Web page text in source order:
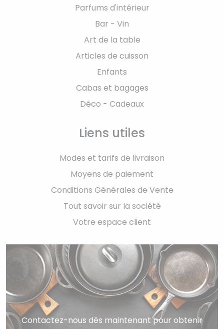
Parfums d'intérieur
Bar - Vin
Art de la table
Articles de cuisson
Enfants
Cabas et bagages
Déco - Cadeaux
Liens utiles
Modes et tarifs de livraison
Moyens de paiement
Conditions Générales de Vente
Tout savoir sur la société
Votre espace client
Contactez-nous dès maintenant pour obtenir